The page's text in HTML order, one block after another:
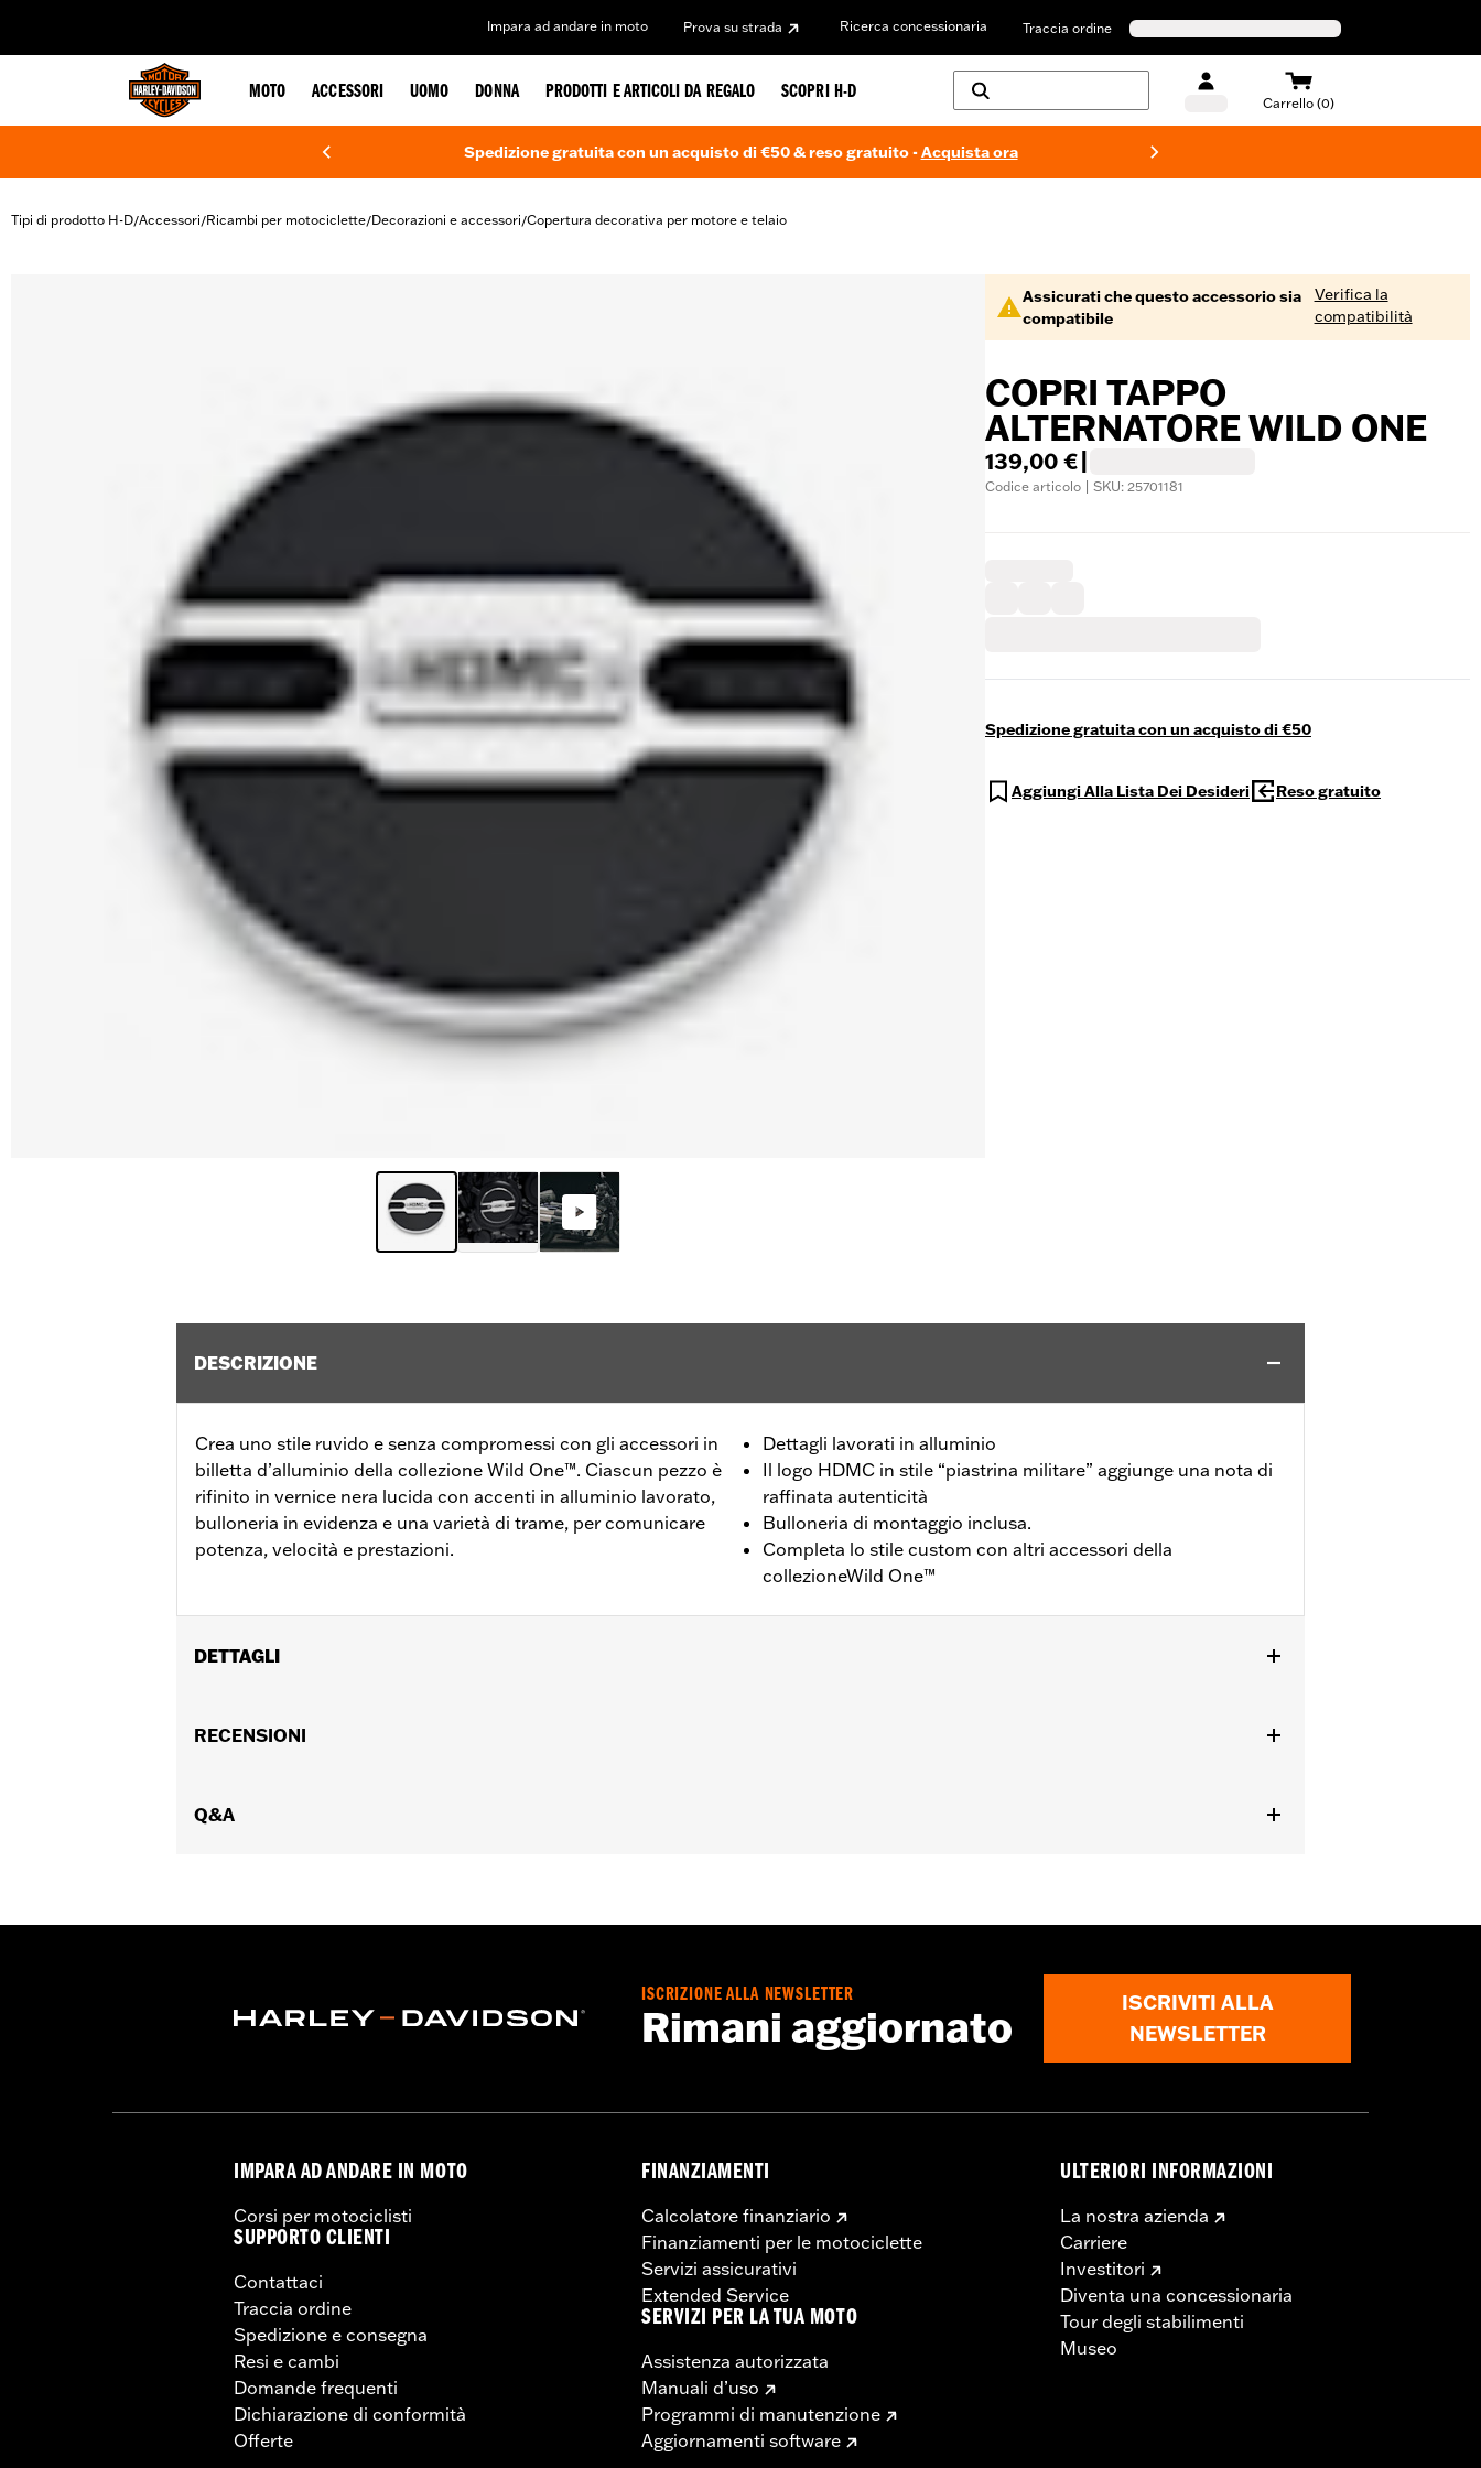
Impara ad andare in moto Prova su strada Ricerca concessionaria Traccia ordine
MOTO ACCESSORI UOMO DONNA PRODOTTI E ARTICOLI DA REGALO SCOPRI H-D
Carrello (0)
Spedizione gratuita con un acquisto di €50 & reso gratuito -Acquista ora
Tipi di prodotto H-D/Accessori/Ricambi per motociclette/Decorazioni e accessori/Copertura decorativa per motore e telaio
Assicurati che questo accessorio sia
compatibile
Verifica la
compatibilità
COPRI TAPPO
ALTERNATORE WILD ONE
139,00 €
Codice articolo | SKU: 25701181
Spedizione gratuita con un acquisto di €50
Aggiungi Alla Lista Dei Desideri Reso gratuito
DESCRIZIONE
Crea uno stile ruvido e senza compromessi con gli accessori in
billetta d’alluminio della collezione Wild One™. Ciascun pezzo è
rifinito in vernice nera lucida con accenti in alluminio lavorato,
bulloneria in evidenza e una varietà di trame, per comunicare
potenza, velocità e prestazioni.
Dettagli lavorati in alluminio
Il logo HDMC in stile “piastrina militare” aggiunge una nota di
raffinata autenticità
Bulloneria di montaggio inclusa.
Completa lo stile custom con altri accessori della
collezioneWild One™
DETTAGLI
Istruzioni di installazione
GARANZIA:
RECENSIONI
Q&A
ISCRIZIONE ALLA NEWSLETTER
Rimani aggiornato
ISCRIVITI ALLA
NEWSLETTER
IMPARA AD ANDARE IN MOTO
Corsi per motociclisti
SUPPORTO CLIENTI
Contattaci
Traccia ordine
Spedizione e consegna
Resi e cambi
Domande frequenti
Dichiarazione di conformità
Offerte
FINANZIAMENTI
Calcolatore finanziario
Finanziamenti per le motociclette
Servizi assicurativi
Extended Service
SERVIZI PER LA TUA MOTO
Assistenza autorizzata
Manuali d’uso
Programmi di manutenzione
Aggiornamenti software
ULTERIORI INFORMAZIONI
La nostra azienda
Carriere
Investitori
Diventa una concessionaria
Tour degli stabilimenti
Museo